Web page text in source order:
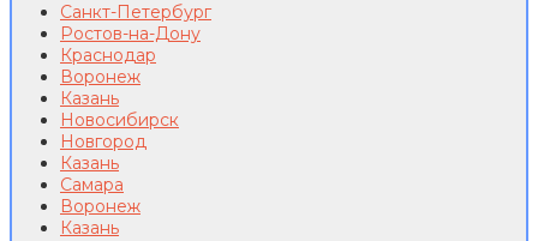
Санкт-Петербург
Ростов-на-Дону
Краснодар
Воронеж
Казань
Новосибирск
Новгород
Казань
Самара
Воронеж
Казань